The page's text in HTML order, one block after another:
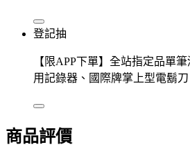
登記抽
【限APP下單】全站指定品單
用記錄器、國際牌掌上型電鬍
商品評價